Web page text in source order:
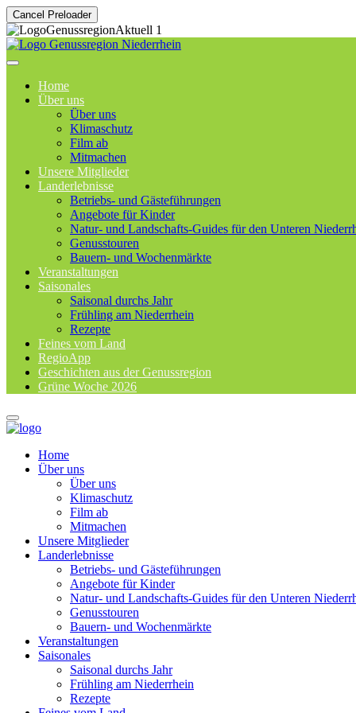
Cancel Preloader
Home
Über uns
Über uns
Klimaschutz
Film ab
Mitmachen
Unsere Mitglieder
Landerlebnisse
Betriebs- und Gästeführungen
Angebote für Kinder
Natur- und Landschafts-Guides für den Unteren
Genusstouren
Bauern- und Wochenmärkte
Veranstaltungen
Saisonales
Saisonal durchs Jahr
Frühling am Niederrhein
Rezepte
Feines vom Land
RegioApp
Geschichten aus der Genussregion
Grüne Woche 2026
Home
Über uns
Über uns
Klimaschutz
Film ab
Mitmachen
Unsere Mitglieder
Landerlebnisse
Betriebs- und Gästeführungen
Angebote für Kinder
Natur- und Landschafts-Guides für den Unteren
Genusstouren
Bauern- und Wochenmärkte
Veranstaltungen
Saisonales
Saisonal durchs Jahr
Frühling am Niederrhein
Rezepte